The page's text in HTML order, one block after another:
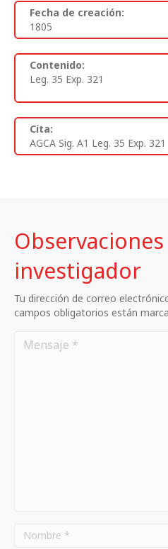
Fecha de creación:
1805
Contenido:
Leg. 35 Exp. 321
Cita:
AGCA Sig. A1 Leg. 35 Exp. 321
investigador
Tu dirección de correo
campos obligatorios están